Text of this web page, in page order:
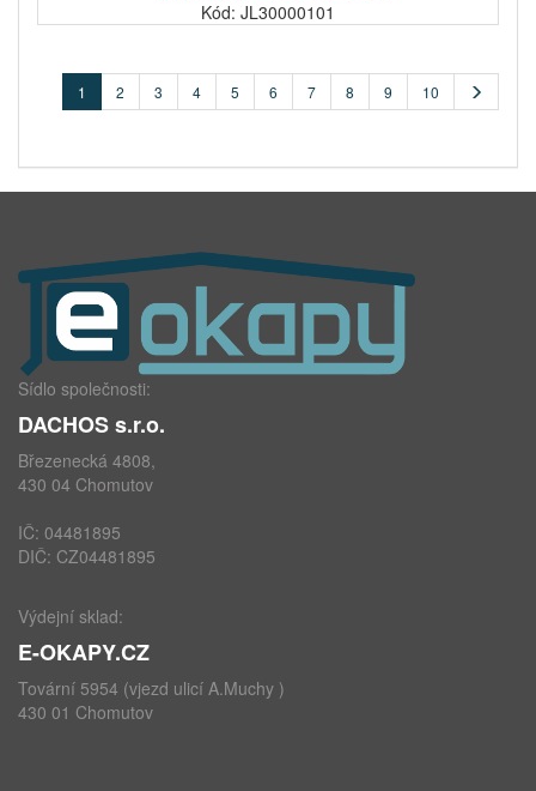
Kód: JL30000101
1 2 3 4 5 6 7 8 9 10
Sídlo společnosti:
DACHOS s.r.o.
Březenecká 4808,
430 04 Chomutov
IČ: 04481895
DIČ: CZ04481895
Výdejní sklad:
E-OKAPY.CZ
Tovární 5954 (vjezd ulicí A.Muchy )
430 01 Chomutov